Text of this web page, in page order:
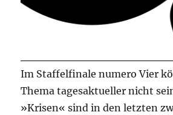
Im Staffelfinale numero Vier
Thema tagesaktueller nicht
»Krisen« sind in den letzten